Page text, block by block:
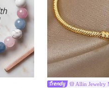
Allin Jewelry